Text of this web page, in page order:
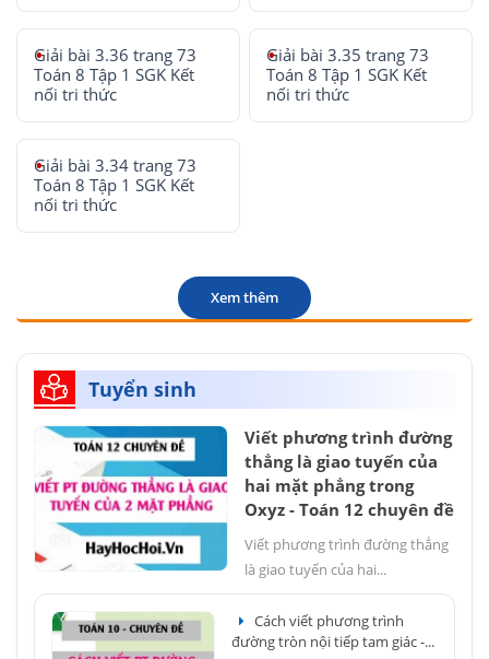
Giải bài 3.36 trang 73
Toán 8 Tập 1 SGK Kết
nối tri thức
Giải bài 3.35 trang 73
Toán 8 Tập 1 SGK Kết
nối tri thức
Giải bài 3.34 trang 73
Toán 8 Tập 1 SGK Kết
nối tri thức
Xem thêm
Tuyển sinh
Viết phương trình đường
thẳng là giao tuyến của
hai mặt phẳng trong
Oxyz - Toán 12 chuyên đề
Viết phương trình đường thẳng
là giao tuyến của hai...
Cách viết phương trình
đường tròn nội tiếp tam giác -...